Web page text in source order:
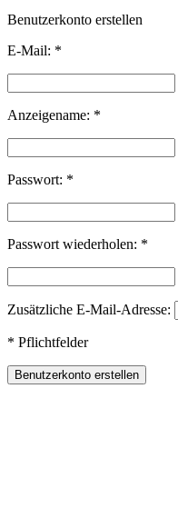
Benutzerkonto erstellen
E-Mail: *
Anzeigename: *
Passwort: *
Passwort wiederholen: *
Zusätzliche E-Mail-Adresse:
* Pflichtfelder